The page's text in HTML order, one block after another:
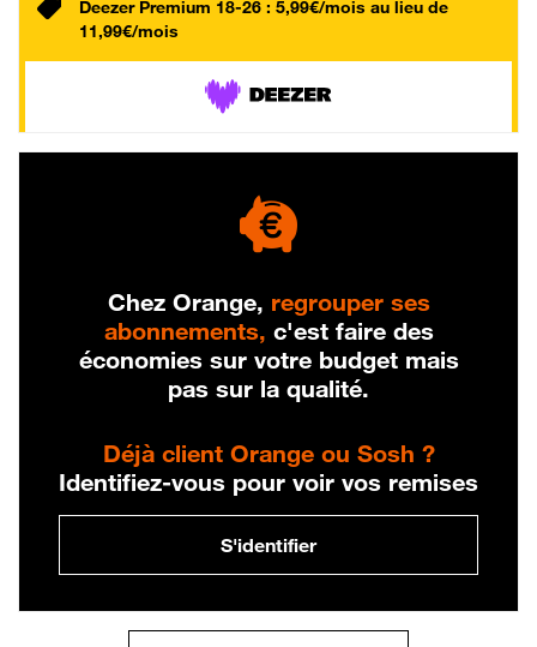
Deezer Premium 18-26 : 5,99€/mois au lieu de
11,99€/mois
Chez Orange, regrouper ses
abonnements, c'est faire des
économies sur votre budget mais
pas sur la qualité.
Déjà client Orange ou Sosh ?
Identifiez-vous pour voir vos remises
S'identifier